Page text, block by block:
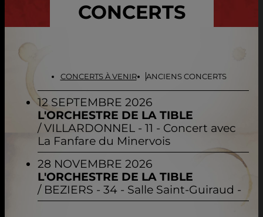
CONCERTS
CONCERTS À VENIR ANCIENS CONCERTS
12 SEPTEMBRE 2026
L'ORCHESTRE DE LA TIBLE
/VILLARDONNEL - 11 - Concert avec
La Fanfare du Minervois
28 NOVEMBRE 2026
L'ORCHESTRE DE LA TIBLE
/ BEZIERS - 34 - Salle Saint-Guiraud -